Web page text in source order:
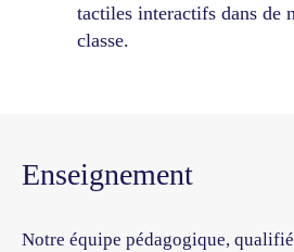
tactiles interactifs dans de
classe.
Enseignement
Notre équipe pédagogique,